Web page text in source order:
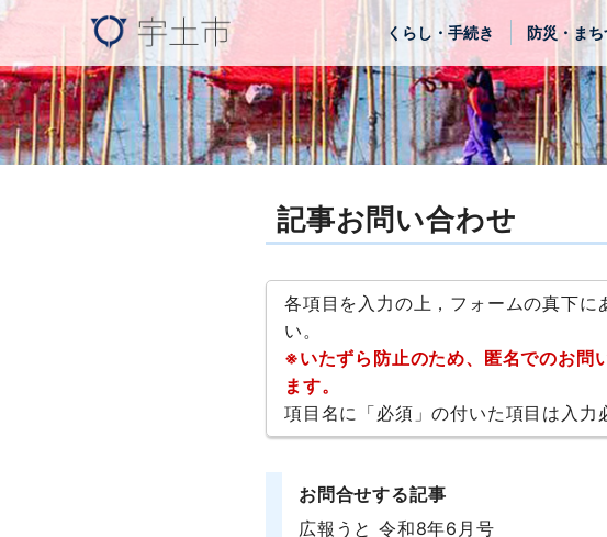
くらし・手続き 防災・まち
記事お問い合わせ
各項目を入力の上，フォームの真下
い。
※いたずら防止のため、匿名でのお問
ます。
項目名に「必須」の付いた項目は入力
お問合せする記事
広報うと 令和8年6月号